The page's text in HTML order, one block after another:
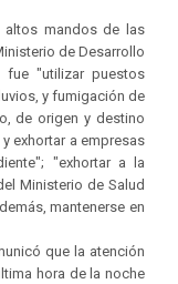
altos mandos de las
de Desarrollo
fue "utilizar puestos
y fumigación de
de origen y destino
exhortar a empresas
"exhortar a la
Ministerio de Salud
mantenerse en
que la atención
hora de la noche